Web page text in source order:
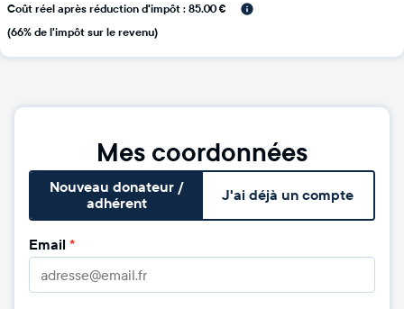
Coût réel après réduction d'impôt : 85.00 €
(66% de l'impôt sur le revenu)
Mes coordonnées
Nouveau donateur /
adhérent
J'ai déjà un compte
Email *